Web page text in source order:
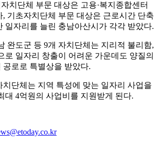
치단체 부문 대상은 고용·복지종합센터
, 기초자치단체 부문 대상은 근로시간 단축
일자리를 늘린 충남아산시가 각각 받았다.
완도군 등 9개 자치단체는 지리적 불리함,
로 일자리 창출이 어려운 가운데도 양질의
공로로 특별상을 받았다.
단체는 지역 특성에 맞는 일자리 사업을
대 4억원의 사업비를 지원받게 된다.